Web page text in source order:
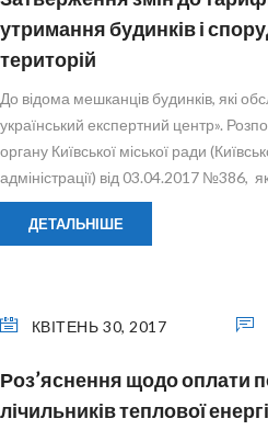
утримання будинків і
територій
До відома мешканців будинків, які
український експертний центр».
органу Київської міської ради
адміністрації) від 03.04.2017 №386,
ДЕТАЛЬНІШЕ
КВІТЕНЬ 30, 2017
Роз’яснення щодо оплати
лічильників теплової